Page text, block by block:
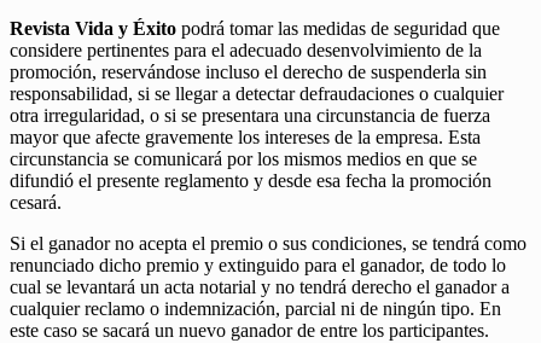
Revista Vida y Éxito podrá tomar las medidas de seguridad que
considere pertinentes para el adecuado desenvolvimiento de la
promoción, reservándose incluso el derecho de suspenderla sin
responsabilidad, si se llegar a detectar defraudaciones o cualquier
otra irregularidad, o si se presentara una circunstancia de fuerza
mayor que afecte gravemente los intereses de la empresa. Esta
circunstancia se comunicará por los mismos medios en que se
difundió el presente reglamento y desde esa fecha la promoción
cesará.
Si el ganador no acepta el premio o sus condiciones, se tendrá como
renunciado dicho premio y extinguido para el ganador, de todo lo
cual se levantará un acta notarial y no tendrá derecho el ganador a
cualquier reclamo o indemnización, parcial ni de ningún tipo. En
este caso se sacará un nuevo ganador de entre los participantes.